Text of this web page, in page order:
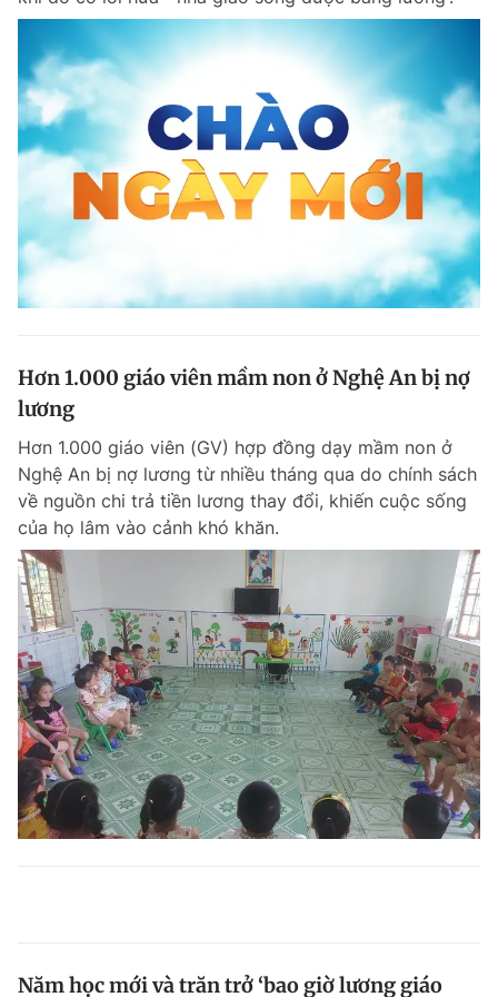
Hơn 1.000 giáo viên mầm non ở Nghệ An bị nợ
lương
Hơn 1.000 giáo viên (GV) hợp đồng dạy mầm non ở
Nghệ An bị nợ lương từ nhiều tháng qua do chính sách
về nguồn chi trả tiền lương thay đổi, khiến cuộc sống
của họ lâm vào cảnh khó khăn.
Năm học mới và trăn trở ‘bao giờ lương giáo